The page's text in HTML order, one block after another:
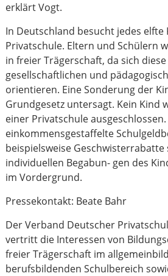
erklärt Vogt.
In Deutschland besucht jedes elfte
Privatschule. Eltern und Schülern
in freier Trägerschaft, da sich
gesellschaftlichen und
orientieren. Eine Sonderung der
Grundgesetz untersagt. Kein Kind
einer Privatschule
einkommensgestaffelte
beispielsweise Geschwisterrabatte
individuellen Begabun- gen des
im Vordergrund.
Pressekontakt: Beate Bahr
Der Verband Deutscher
vertritt die Interessen von
freier Trägerschaft im
berufsbildenden Schulbereich